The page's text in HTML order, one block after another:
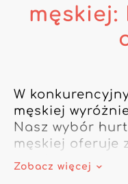
W
męskiej
Nasz wybór
męskiej oferuje
jakości
sprostać
Zobacz więcej